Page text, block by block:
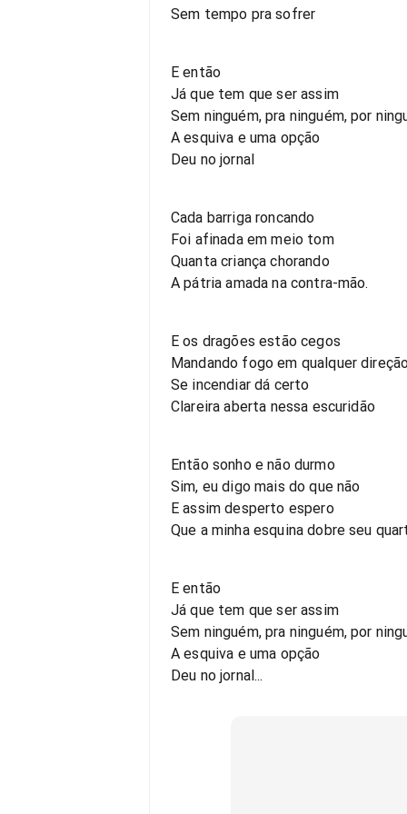
Sem tempo pra sofrer
E então
Já que tem que ser assim
Sem ninguém, pra ninguém, por
A esquiva e uma opção
Deu no jornal
Cada barriga roncando
Foi afinada em meio tom
Quanta criança chorando
A pátria amada na contra-mão.
E os dragões estão cegos
Mandando fogo em qualquer
Se incendiar dá certo
Clareira aberta nessa escuridão
Então sonho e não durmo
Sim, eu digo mais do que não
E assim desperto espero
Que a minha esquina dobre seu
E então
Já que tem que ser assim
Sem ninguém, pra ninguém, por
A esquiva e uma opção
Deu no jornal...